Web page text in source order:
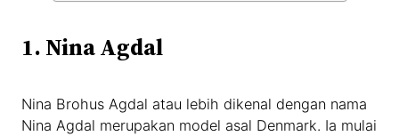
1. Nina Agdal
Nina Brohus Agdal atau lebih dikenal dengan nama
Nina Agdal merupakan model asal Denmark. Ia mulai